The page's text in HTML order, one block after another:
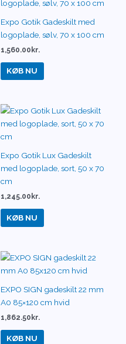
Expo Gotik Gadeskilt med
logoplade, sølv, 70 x 100 cm
1,560.00kr.
KØB NU
Expo Gotik Lux Gadeskilt
med logoplade, sort, 50 x 70
cm
1,245.00 kr.
KØB NU
EXPO SIGN gadeskilt 22 mm
A0 85×120 cm hvid
1,862.50kr.
KØB NU